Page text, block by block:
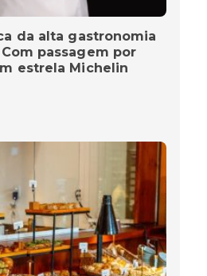
da alta gastronomia
passagem por
estrela Michelin